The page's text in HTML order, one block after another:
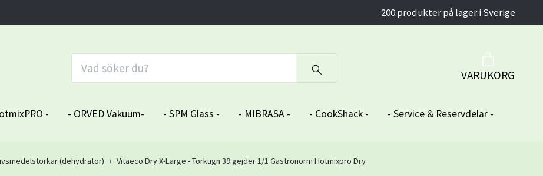
200 produkter på lager i Sverige
VARUKORG
- - ORVED Vakuum- - SPM Glass - - MIBRASA - - CookShack -
- Service & Reservdelar -
(dehydrator) Vitaeco Dry X-Large - Torkugn 39 gejder 1/1 Gastronorm Hotmixpro Dry